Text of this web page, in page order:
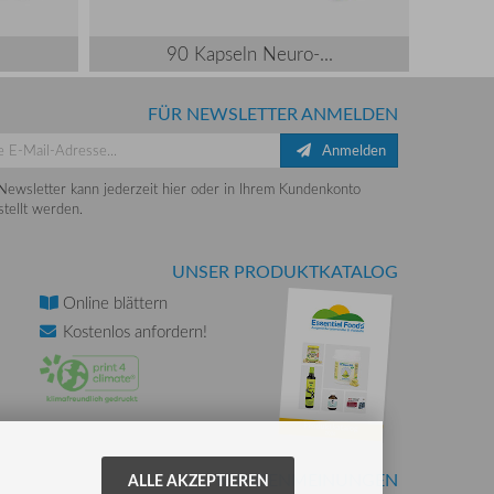
90 Kapseln Neuro-...
FÜR NEWSLETTER ANMELDEN
Anmelden
kann jederzeit hier oder in Ihrem Kundenkonto
werden.
UNSER PRODUKTKATALOG
Online blättern
Kostenlos anfordern!
KUNDENMEINUNGEN
ALLE AKZEPTIEREN